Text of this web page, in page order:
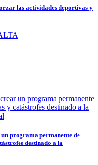
las actividades deportivas y
programa permanente de
destinado a la